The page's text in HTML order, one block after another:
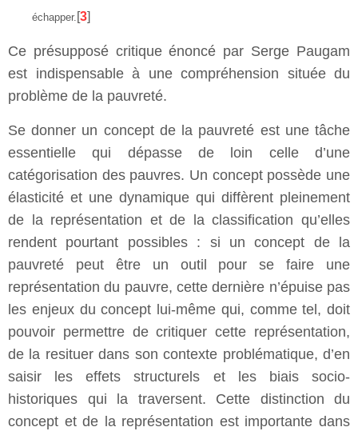
échapper. [3]
Ce présupposé critique énoncé par Serge Paugam
est indispensable à une compréhension située du
problème de la pauvreté.
Se donner un concept de la pauvreté est une tâche
essentielle qui dépasse de loin celle d’une
catégorisation des pauvres. Un concept possède une
élasticité et une dynamique qui diffèrent pleinement
de la représentation et de la classification qu’elles
rendent pourtant possibles : si un concept de la
pauvreté peut être un outil pour se faire une
représentation du pauvre, cette dernière n’épuise pas
les enjeux du concept lui-même qui, comme tel, doit
pouvoir permettre de critiquer cette représentation,
de la resituer dans son contexte problématique, d’en
saisir les effets structurels et les biais socio-
historiques qui la traversent. Cette distinction du
concept et de la représentation est importante dans